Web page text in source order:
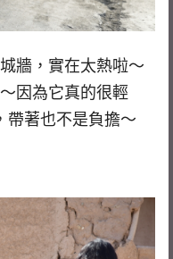
牆，實在太熱啦～
因為它真的很輕
帶著也不是負擔～